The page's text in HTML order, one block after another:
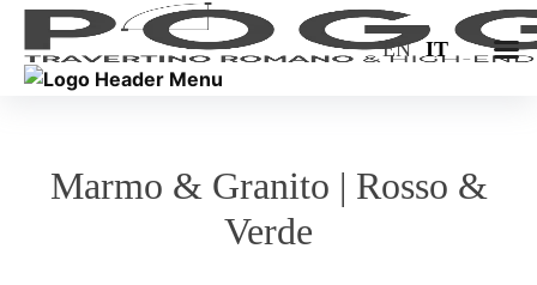
EN IT
Marmo & Granito | Rosso &
Verde